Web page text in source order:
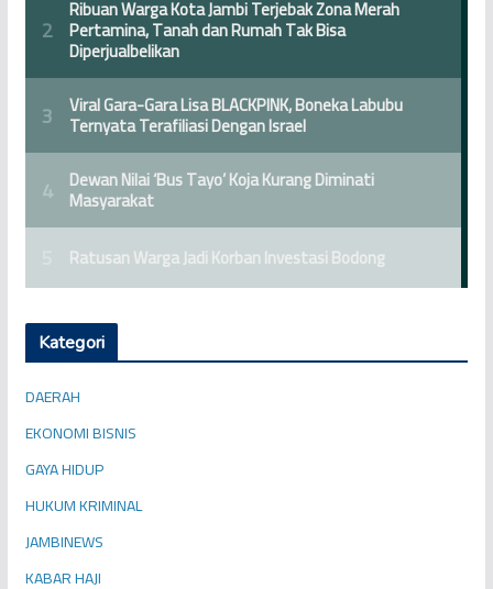
Kategori
DAERAH
EKONOMI BISNIS
GAYA HIDUP
HUKUM KRIMINAL
JAMBINEWS
KABAR HAJI